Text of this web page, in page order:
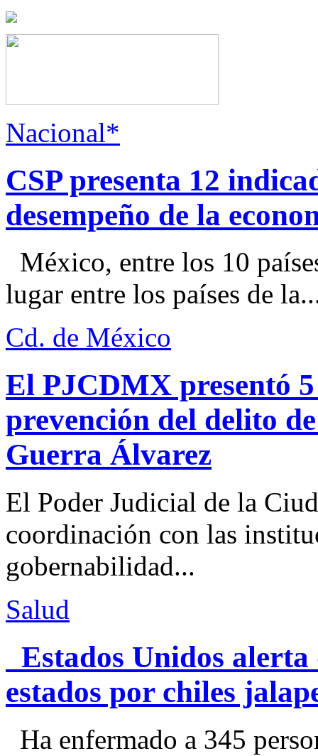
Nacional*
CSP presenta 12
desempeño de la
México, entre los 10
lugar entre los países de
Cd. de México
El PJCDMX presentó
prevención del delito
Guerra Álvarez
El Poder Judicial de la
coordinación con las
gobernabilidad...
Salud
Estados Unidos alerta
estados por chiles
Ha enfermado a 345